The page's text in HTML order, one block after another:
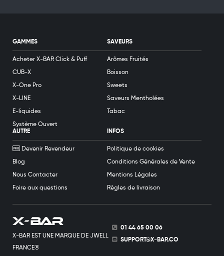
X-BAR EST UNE MARQUE DE JWELL
FRANCE®
01 44 65 00 06
SUPPORT@X-BAR.CO
GAMMES
Acheter X-BAR Click & Puff
CUB-X
X-One Pro
X-LINE
E-liquides
Système Ouvert
SAVEURS
Arômes Fruités
Boisson
Sweets
Saveurs Mentholées
Tabac
AUTRE
Devenir Revendeur
Blog
Nous Contacter
Foire aux questions
INFOS
Politique de cookies
Conditions Générales de Vente
Mentions Légales
Règles de livraison